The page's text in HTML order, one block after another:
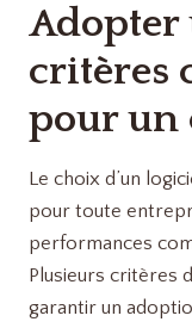
Adopter
critères
pour un
Le choix d’un
pour toute
performances
Plusieurs critères
garantir un